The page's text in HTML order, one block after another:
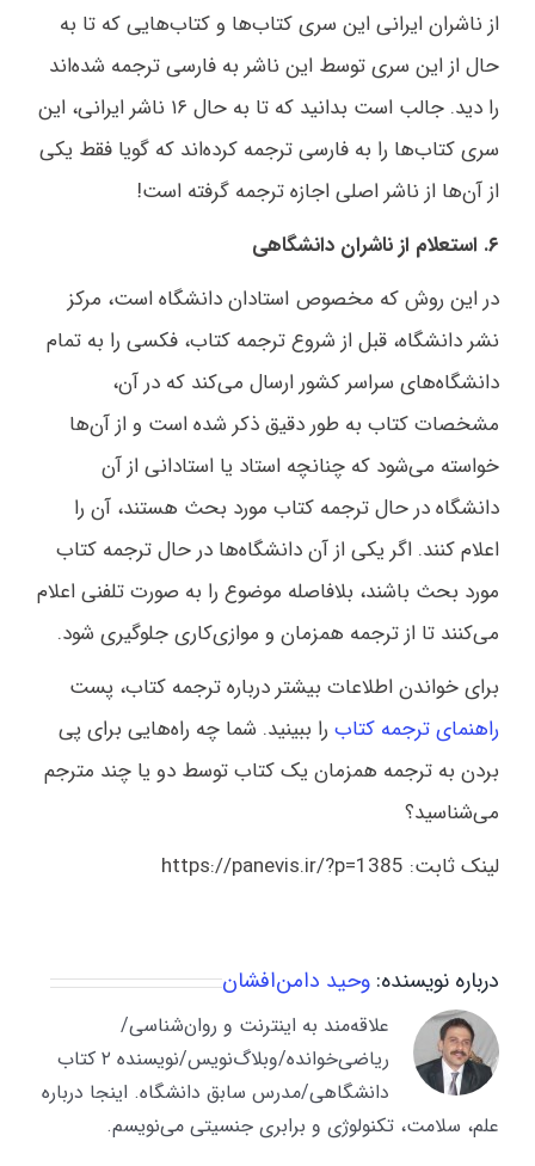
از ناشران ایرانی این سری کتاب‌ها و کتاب‌هایی که تا به
حال از این سری توسط این ناشر به فارسی ترجمه شده‌اند
را دید. جالب است بدانید که تا به حال ۱۶ ناشر ایرانی، این
سری کتاب‌ها را به فارسی ترجمه کرده‌اند که گویا فقط یکی
از آن‌ها از ناشر اصلی اجازه ترجمه گرفته است!
۶. استعلام از ناشران دانشگاهی
در این روش که مخصوص استادان دانشگاه است، مرکز
نشر دانشگاه، قبل از شروع ترجمه کتاب، فکسی را به تمام
دانشگاه‌های سراسر کشور ارسال می‌کند که در آن،
مشخصات کتاب به طور دقیق ذکر شده است و از آن‌ها
خواسته می‌شود که چنانچه استاد یا استادانی از آن
دانشگاه در حال ترجمه کتاب مورد بحث هستند، آن را
اعلام کنند. اگر یکی از آن دانشگاه‌ها در حال ترجمه کتاب
مورد بحث باشند، بلافاصله موضوع را به صورت تلفنی اعلام
می‌کنند تا از ترجمه همزمان و موازی‌کاری جلوگیری شود.
برای خواندن اطلاعات بیشتر درباره ترجمه کتاب، پست
راهنمای ترجمه کتاب را ببینید. شما چه راه‌هایی برای پی
بردن به ترجمه همزمان یک کتاب توسط دو یا چند مترجم
می‌شناسید؟
لینک ثابت: https://panevis.ir/?p=1385
درباره نویسنده: وحید دامن‌افشان
علاقه‌مند به اینترنت و روان‌شناسی/
ریاضی‌خوانده/وبلاگ‌نویس/نویسنده ۲ کتاب
دانشگاهی/مدرس سابق دانشگاه. اینجا درباره
علم، سلامت، تکنولوژی و برابری جنسیتی می‌نویسم.